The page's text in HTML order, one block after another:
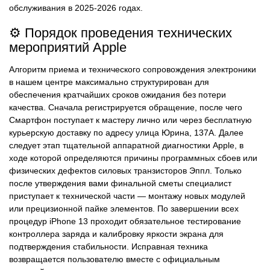
обслуживания в 2025-2026 годах.
⚙️ Порядок проведения технических
мероприятий Apple
Алгоритм приема и технического сопровождения электроники
в нашем центре максимально структурирован для
обеспечения кратчайших сроков ожидания без потери
качества. Сначала регистрируется обращение, после чего
Смартфон поступает к мастеру лично или через бесплатную
курьерскую доставку по адресу улица Юрина, 137А. Далее
следует этап тщательной аппаратной диагностики Apple, в
ходе которой определяются причины программных сбоев или
физических дефектов силовых транзисторов Эппл. Только
после утверждения вами финальной сметы специалист
приступает к технической части — монтажу новых модулей
или прецизионной пайке элементов. По завершении всех
процедур iPhone 13 проходит обязательное тестирование
контроллера заряда и калибровку яркости экрана для
подтверждения стабильности. Исправная техника
возвращается пользователю вместе с официальным